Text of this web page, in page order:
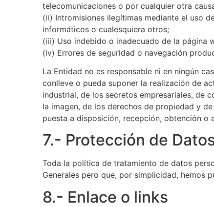
telecomunicaciones o por cualquier otra
(ii) Intromisiones ilegítimas mediante el uso
informáticos o cualesquiera otros;
(iii) Uso indebido o inadecuado de la página
(iv) Errores de seguridad o navegación
La Entidad no es responsable ni en ningún
conlleve o pueda suponer la realización de
industrial, de los secretos empresariales, de
la imagen, de los derechos de propiedad y
puesta a disposición, recepción, obtención o
7.- Protección de
Toda la política de tratamiento de datos
Generales pero que, por simplicidad, hemos
8.- Enlace o links